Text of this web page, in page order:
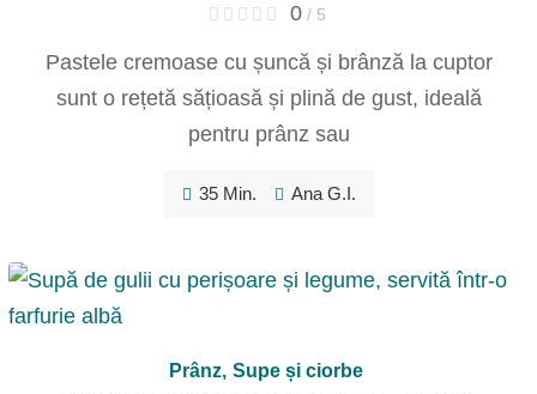
0/ 5
Pastele cremoase cu șuncă și brânză la cuptor
sunt o rețetă sățioasă și plină de gust, ideală
pentru prânz sau
35 Min. Ana G.I.
Prânz, Supe și ciorbe